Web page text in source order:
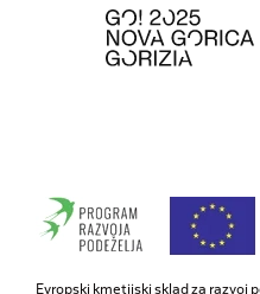
Evropski kmetijski sklad za razvoj